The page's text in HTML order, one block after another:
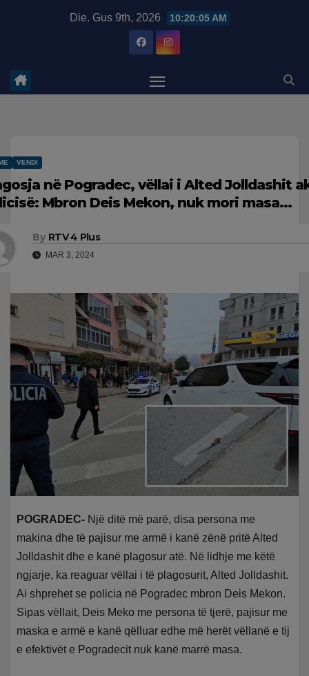
Die. Gus 9th, 2026 10:20:06 AM
VENDI
në Pogradec, vëllai i Alted Jolldashit
Mbron Deis Mekon, nuk mori masa…
By RTV 4 Plus
MAR 3, 2024
POGRADEC- Një ditë më parë, disa persona me
makina dhe të pajisur me armë i kanë zënë pritë Alted
Jolldashit dhe e kanë plagosur atë. Në lidhje me këtë
ngjarje, ka reaguar vëllai i të plagosurit, Alted Jolldashit.
Ai shprehet se policia në Pogradec mbron Deis Mekon.
Sipas vëllait, Deis Meko me persona të tjerë, pajisur me
maska e armë e kanë qëlluar edhe më herët vëllanë e tij
e efektivët e Pogradecit nuk kanë marrë masa.